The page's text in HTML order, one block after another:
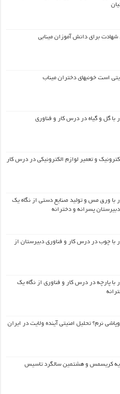
برای دانش آموزان مینابی
است خونبهای دختران میناب
گل و گیاه در درس کار و فناوری
و تعمیر لوازم الکترونیکی در درس کار
ورق مس و تولید صنایع دستی از نگاه یک
پسرانه و دخترانه
چوب در درس کار و فناوری دبیرستان از
پارچه در درس کار و فناوری از نگاه یک
نرم؟ تحلیل امنیتی آینده ولایت در ایران
کریسمس و هشتمین سالگرد تاسیس